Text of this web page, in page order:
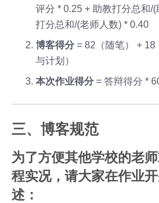
评分 * 0.25 + 助教打分总和/
打分总和/(老师人数) * 0.40
博客得分 = 82（随笔） +
与计划）
本次作业得分 = 答辩得分 *
三、博客规范
为了方便其他学校的老
程实况，请大家在作业
述：